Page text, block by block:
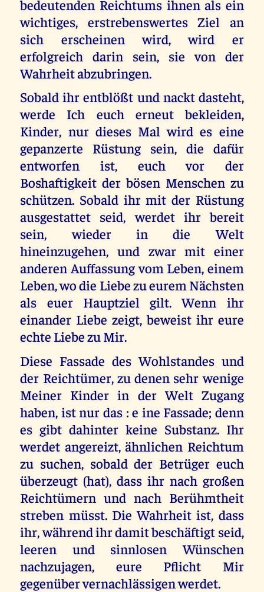
bedeutenden Reichtums ihnen als ein
wichtiges, erstrebenswertes Ziel an
sich erscheinen wird, wird er
erfolgreich darin sein, sie von der
Wahrheit abzubringen.
Sobald ihr entblößt und nackt dasteht,
werde Ich euch erneut bekleiden,
Kinder, nur dieses Mal wird es eine
gepanzerte Rüstung sein, die dafür
entworfen ist, euch vor der
Boshaftigkeit der bösen Menschen zu
schützen. Sobald ihr mit der Rüstung
ausgestattet seid, werdet ihr bereit
sein, wieder in die Welt
hineinzugehen, und zwar mit einer
anderen Auffassung vom Leben, einem
Leben, wo die Liebe zu eurem Nächsten
als euer Hauptziel gilt. Wenn ihr
einander Liebe zeigt, beweist ihr eure
echte Liebe zu Mir.
Diese Fassade des Wohlstandes und
der Reichtümer, zu denen sehr wenige
Meiner Kinder in der Welt Zugang
haben, ist nur das : e ine Fassade; denn
es gibt dahinter keine Substanz. Ihr
werdet angereizt, ähnlichen Reichtum
zu suchen, sobald der Betrüger euch
überzeugt (hat), dass ihr nach großen
Reichtümern und nach Berühmtheit
streben müsst. Die Wahrheit ist, dass
ihr, während ihr damit beschäftigt seid,
leeren und sinnlosen Wünschen
nachzujagen, eure Pflicht Mir
gegenüber vernachlässigen werdet.